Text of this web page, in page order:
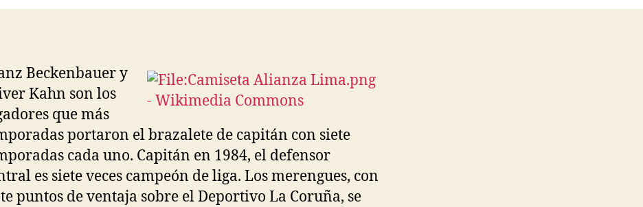
Beckenbauer y
Kahn son los
que más
portaron el brazalete de capitán con siete
cada uno. Capitán en 1984, el defensor
es siete veces campeón de liga. Los merengues, con
puntos de ventaja sobre el Deportivo La Coruña, se